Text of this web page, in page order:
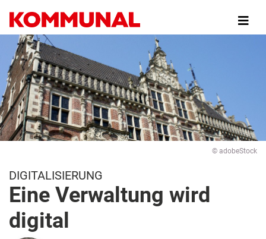
zum
Inhalt
© adobeStock
DIGITALISIERUNG
Eine Verwaltung wird
digital